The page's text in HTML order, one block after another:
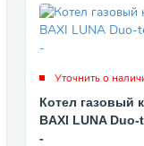
Уточнить о
Котел газовый
BAXI LUNA
-